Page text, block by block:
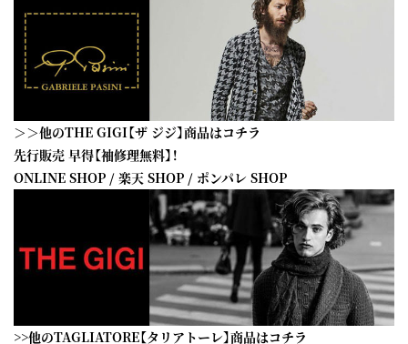
＞＞他のTHE GIGI【ザ ジジ】商品はコチラ
先行販売 早得【袖修理無料】！
ONLINE SHOP / 楽天 SHOP / ポンパレ SHOP
>>他のTAGLIATORE【タリアトーレ】商品はコチラ